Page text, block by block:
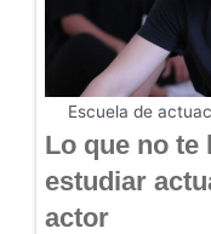
Escuela de
Lo que no te
estudiar
actor